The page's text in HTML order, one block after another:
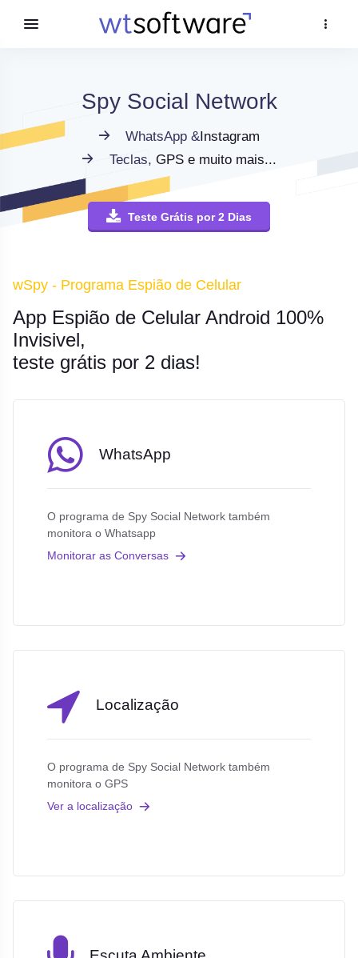
Spy Social Network
WhatsApp &Instagram
Teclas, GPS e muito mais...
Teste Grátis por 2 Dias
wSpy - Programa Espião de Celular
App Espião de Celular Android 100%
Invisivel,
teste grátis por 2 dias!
WhatsApp
O programa de Spy Social Network também
monitora o Whatsapp
Monitorar as Conversas
Localização
O programa de Spy Social Network também
monitora o GPS
Ver a localização